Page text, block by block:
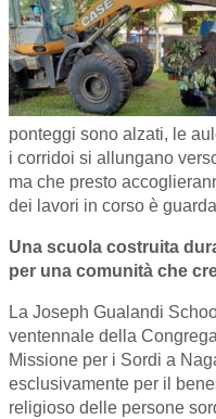
ponteggi sono alzati, le
i corridoi si allungano
ma che presto
dei lavori in corso è
Una scuola costruita
per una comunità che
La Joseph Gualandi
ventennale della
Missione per i Sordi a
esclusivamente per il
religioso delle persone